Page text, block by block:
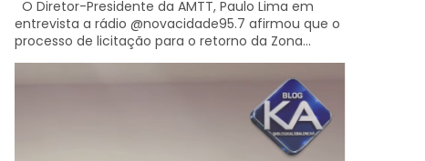
O Diretor-Presidente da AMTT, Paulo Lima em
entrevista a rádio @novacidade95.7 afirmou que o
processo de licitação para o retorno da Zona...